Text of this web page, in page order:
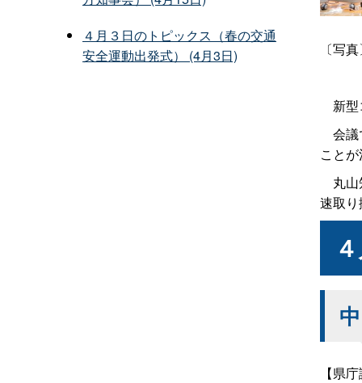
〔写
新型
会議
こと
丸山
速取
【県
４月３日のトピックス（春の交通
安全運動出発式） (4月3日)